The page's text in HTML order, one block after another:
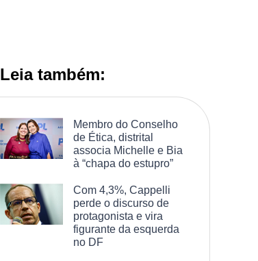
Leia também:
Membro do Conselho
de Ética, distrital
associa Michelle e Bia
à “chapa do estupro”
Com 4,3%, Cappelli
perde o discurso de
protagonista e vira
figurante da esquerda
no DF